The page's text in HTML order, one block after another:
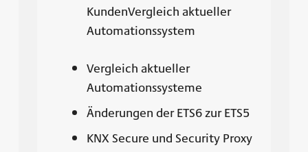
KundenVergleich aktueller
Automationssystem
Vergleich aktueller
Automationssysteme
Änderungen der ETS6 zur ETS5
KNX Secure und Security Proxy